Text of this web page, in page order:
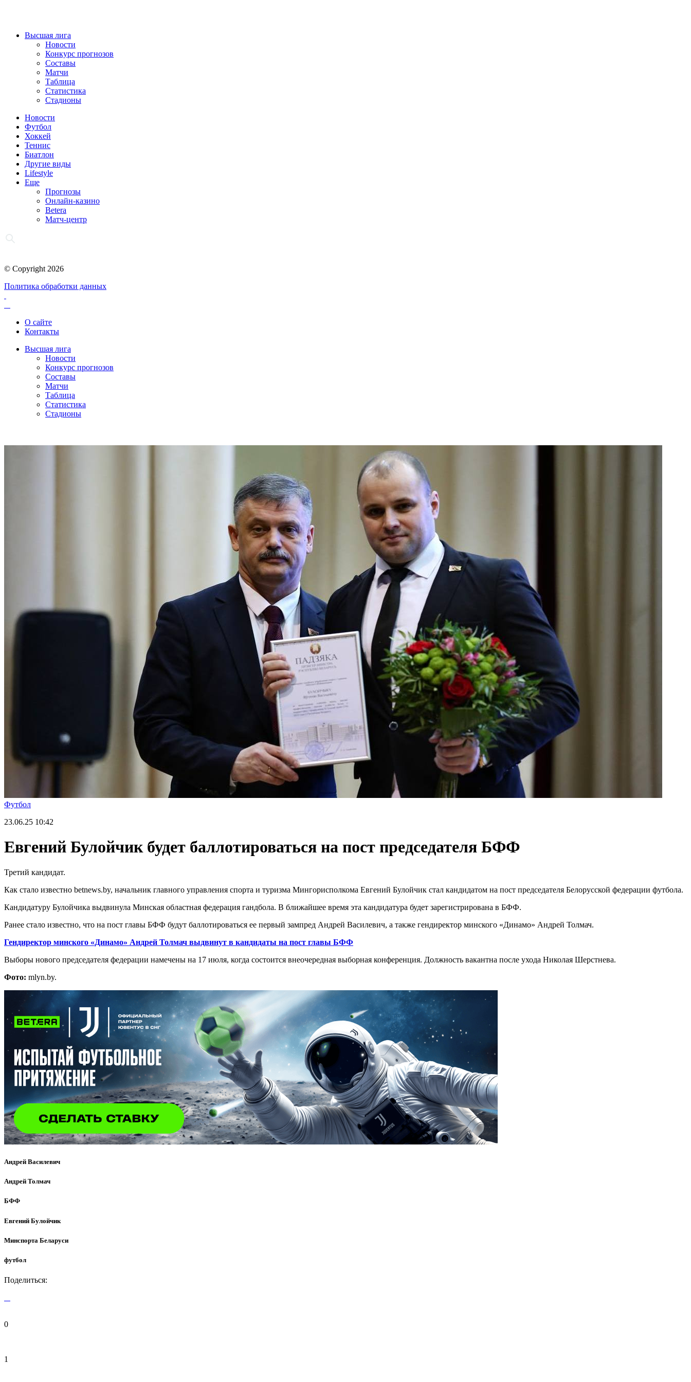
Высшая лига
Новости
Конкурс прогнозов
Составы
Матчи
Таблица
Статистика
Стадионы
Новости
Футбол
Хоккей
Теннис
Биатлон
Другие виды
Lifestyle
Еще
Прогнозы
Онлайн-казино
Betera
Матч-центр
© Copyright 2026
Политика обработки данных
О сайте
Контакты
Высшая лига
Новости
Конкурс прогнозов
Составы
Матчи
Таблица
Статистика
Стадионы
Футбол
23.06.25 10:42
Евгений Булойчик будет баллотироваться на пост председателя БФФ
Третий кандидат.
Как стало известно betnews.by, начальник главного управления спорта и туризма Мингорисполкома Евгений Булойчик стал кандидатом на пост председателя Белорусской федерации футбола.
Кандидатуру Булойчика выдвинула Минская областная федерация гандбола. В ближайшее время эта кандидатура будет зарегистрирована в БФФ.
Ранее стало известно, что на пост главы БФФ будут баллотироваться ее первый зампред Андрей Василевич, а также гендиректор минского «Динамо» Андрей Толмач.
Гендиректор минского «Динамо» Андрей Толмач выдвинут в кандидаты на пост главы БФФ
Выборы нового председателя федерации намечены на 17 июля, когда состоится внеочередная выборная конференция. Должность вакантна после ухода Николая Шерстнева.
Фото: mlyn.by.
Андрей Василевич
Андрей Толмач
БФФ
Евгений Булойчик
Минспорта Беларуси
футбол
Поделиться:
0
1